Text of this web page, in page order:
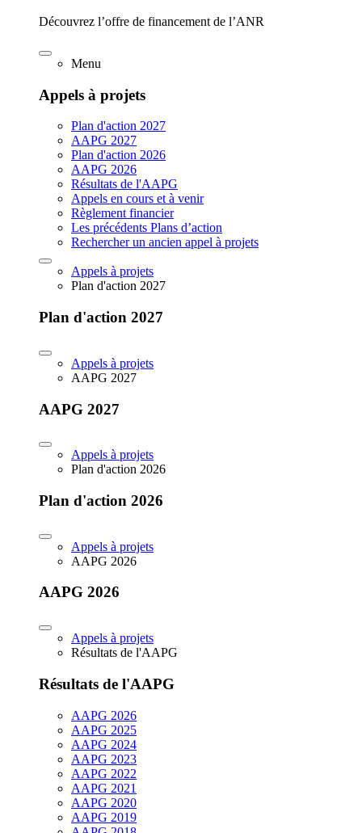
Découvrez l’offre de financement de l’ANR
Menu
Appels à projets
Plan d'action 2027
AAPG 2027
Plan d'action 2026
AAPG 2026
Résultats de l'AAPG
Appels en cours et à venir
Règlement financier
Les précédents Plans d’action
Rechercher un ancien appel à projets
Appels à projets
Plan d'action 2027
Plan d'action 2027
Appels à projets
AAPG 2027
AAPG 2027
Appels à projets
Plan d'action 2026
Plan d'action 2026
Appels à projets
AAPG 2026
AAPG 2026
Appels à projets
Résultats de l'AAPG
Résultats de l'AAPG
AAPG 2026
AAPG 2025
AAPG 2024
AAPG 2023
AAPG 2022
AAPG 2021
AAPG 2020
AAPG 2019